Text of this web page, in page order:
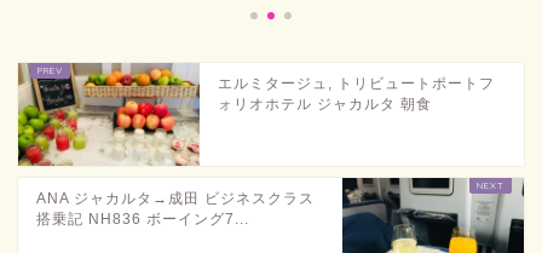
エルミタージュ, トリビュートポートフ
ォリオホテル ジャカルタ 朝食
ANA ジャカルタ→成田 ビジネスクラス
搭乗記 NH836 ボーイング7...